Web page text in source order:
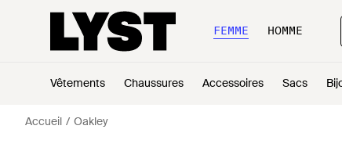
FEMME HOMME
Vêtements Chaussures Accessoires Sacs
Accueil Oakley